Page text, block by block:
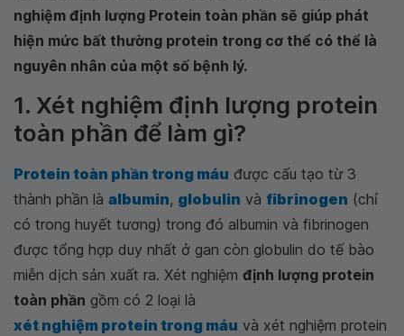
nghiệm định lượng Protein toàn phần sẽ giúp phát
hiện mức bất thường protein trong cơ thể có thể là
nguyên nhân của một số bệnh lý.
1. Xét nghiệm định lượng protein
toàn phần để làm gì?
Protein toàn phần trong máu được cấu tạo từ 3
thành phần là albumin, globulin và fibrinogen (chỉ
có trong huyết tương) trong đó albumin và fibrinogen
được tổng hợp duy nhất ở gan còn globulin do tế bào
miễn dịch sản xuất ra. Xét nghiệm định lượng protein
toàn phần gồm có 2 loại là
xét nghiệm protein trong máu và xét nghiệm protein